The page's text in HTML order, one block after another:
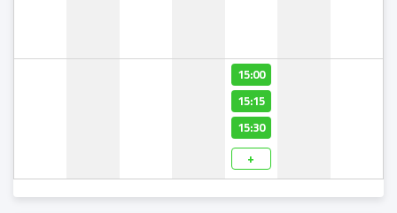
15:00
15:15
15:30
+